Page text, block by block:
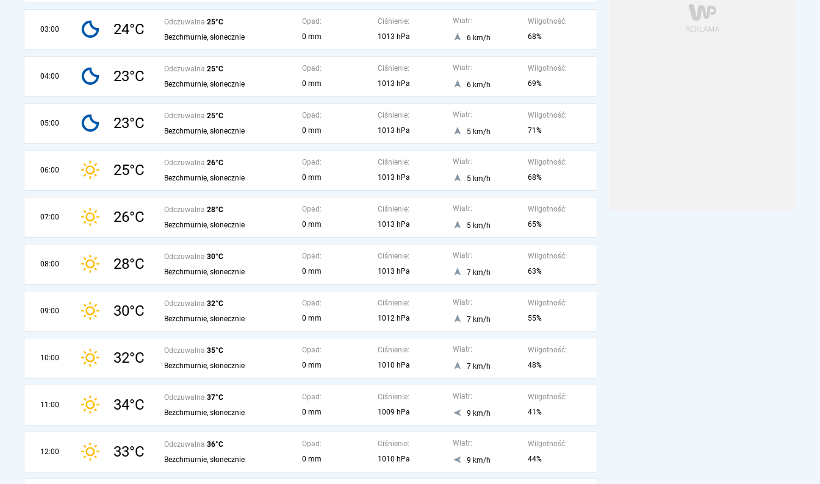
03:00 24°C Odczuwalna 25°C
Bezchmurnie, słonecznie
Opad:
0 mm
Ciśnienie:
1013 hPa
Wiatr:
6 km/h
Wilgotność:
68%
04:00 23°C Odczuwalna 25°C
Bezchmurnie, słonecznie
Opad:
0 mm
Ciśnienie:
1013 hPa
Wiatr:
6 km/h
Wilgotność:
69%
05:00 23°C Odczuwalna 25°C
Bezchmurnie, słonecznie
Opad:
0 mm
Ciśnienie:
1013 hPa
Wiatr:
5 km/h
Wilgotność:
71%
06:00 25°C Odczuwalna 26°C
Bezchmurnie, słonecznie
Opad:
0 mm
Ciśnienie:
1013 hPa
Wiatr:
5 km/h
Wilgotność:
68%
07:00 26°C Odczuwalna 28°C
Bezchmurnie, słonecznie
Opad:
0 mm
Ciśnienie:
1013 hPa
Wiatr:
5 km/h
Wilgotność:
65%
08:00 28°C Odczuwalna 30°C
Bezchmurnie, słonecznie
Opad:
0 mm
Ciśnienie:
1013 hPa
Wiatr:
7 km/h
Wilgotność:
63%
09:00 30°C Odczuwalna 32°C
Bezchmurnie, słonecznie
Opad:
0 mm
Ciśnienie:
1012 hPa
Wiatr:
7 km/h
Wilgotność:
55%
10:00 32°C Odczuwalna 35°C
Bezchmurnie, słonecznie
Opad:
0 mm
Ciśnienie:
1010 hPa
Wiatr:
7 km/h
Wilgotność:
48%
11:00 34°C Odczuwalna 37°C
Bezchmurnie, słonecznie
Opad:
0 mm
Ciśnienie:
1009 hPa
Wiatr:
9 km/h
Wilgotność:
41%
12:00 33°C Odczuwalna 36°C
Bezchmurnie, słonecznie
Opad:
0 mm
Ciśnienie:
1010 hPa
Wiatr:
9 km/h
Wilgotność:
44%